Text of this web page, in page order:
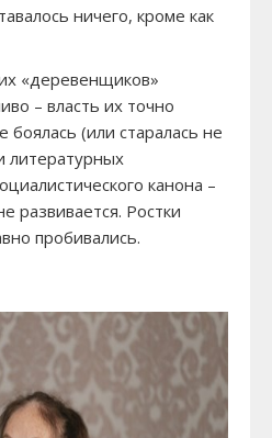
ничего, кроме как
«деревенщиков»
– власть их точно
(или старалась не
литературных
канона –
развивается. Ростки
пробивались.